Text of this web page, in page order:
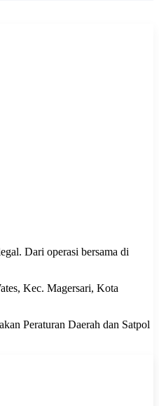
Dari operasi bersama di
Kec. Magersari, Kota
Peraturan Daerah dan Satpol